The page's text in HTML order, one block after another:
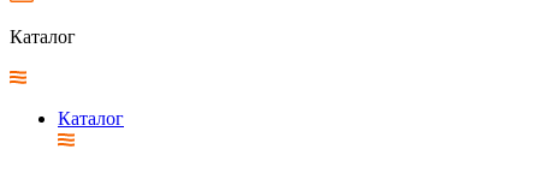
Каталог
Каталог